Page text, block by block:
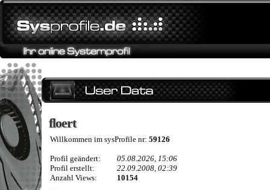
floert
floert
Willkommen im sysProfile nr: 59126
Profil geändert:
05.08.2026, 15:06
Profil erstellt:
22.09.2008, 02:39
Anzahl Views:
10154